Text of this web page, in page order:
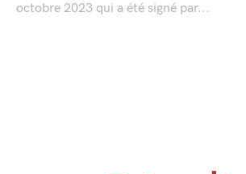
octobre 2023 qui a été signé par...